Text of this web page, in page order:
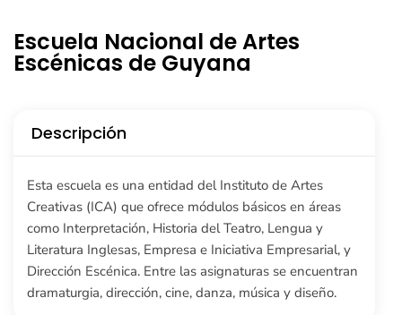
Escuela Nacional de Artes
Escénicas de Guyana
Descripción
Esta escuela es una entidad del Instituto de Artes
Creativas (ICA) que ofrece módulos básicos en áreas
como Interpretación, Historia del Teatro, Lengua y
Literatura Inglesas, Empresa e Iniciativa Empresarial, y
Dirección Escénica. Entre las asignaturas se encuentran
dramaturgia, dirección, cine, danza, música y diseño.